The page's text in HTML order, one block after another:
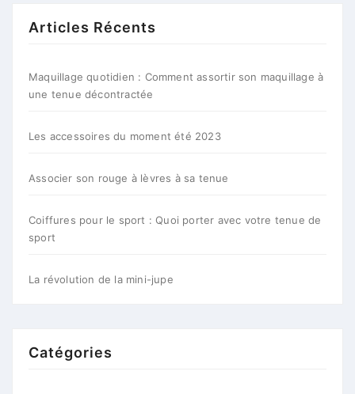
Articles Récents
Maquillage quotidien : Comment assortir son maquillage à
une tenue décontractée
Les accessoires du moment été 2023
Associer son rouge à lèvres à sa tenue
Coiffures pour le sport : Quoi porter avec votre tenue de
sport
La révolution de la mini-jupe
Catégories